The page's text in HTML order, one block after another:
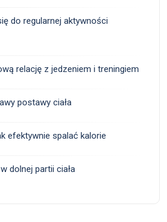
do regularnej aktywności
relację z jedzeniem i treningiem
postawy ciała
efektywnie spalać kalorie
dolnej partii ciała